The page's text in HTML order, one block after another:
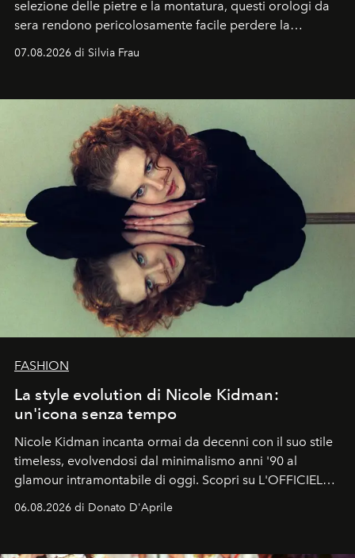
selezione delle pietre e la montatura, questi orologi da
sera rendono pericolosamente facile perdere la
07.08.2026 di Silvia Frau
FASHION
La style evolution di Nicole Kidman:
un'icona senza tempo
Nicole Kidman incanta ormai da decenni con il suo stile
timeless, evolvendosi dal minimalismo anni '90 al
glamour intramontabile di oggi. Scopri su L'OFFICIEL
06.08.2026 di Donato D'Aprile